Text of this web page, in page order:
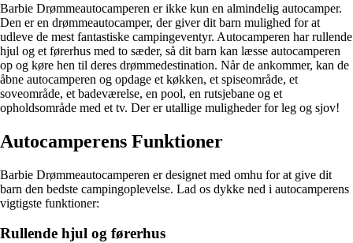
Barbie Drømmeautocamperen er ikke kun en almindelig autocamper.
Den er en drømmeautocamper, der giver dit barn mulighed for at
udleve de mest fantastiske campingeventyr. Autocamperen har rullende
hjul og et førerhus med to sæder, så dit barn kan læsse autocamperen
op og køre hen til deres drømmedestination. Når de ankommer, kan de
åbne autocamperen og opdage et køkken, et spiseområde, et
soveområde, et badeværelse, en pool, en rutsjebane og et
opholdsområde med et tv. Der er utallige muligheder for leg og sjov!
Autocamperens Funktioner
Barbie Drømmeautocamperen er designet med omhu for at give dit
barn den bedste campingoplevelse. Lad os dykke ned i autocamperens
vigtigste funktioner:
Rullende hjul og førerhus